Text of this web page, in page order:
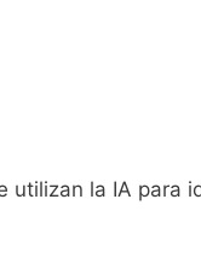
utilizan la IA para